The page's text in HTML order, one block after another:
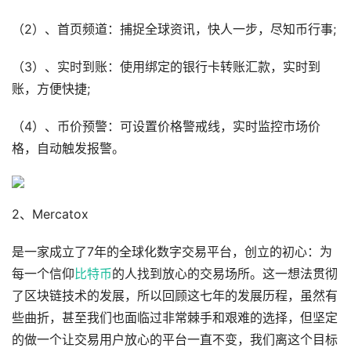
（2）、首页频道：捕捉全球资讯，快人一步，尽知币行事;
（3）、实时到账：使用绑定的银行卡转账汇款，实时到
账，方便快捷;
（4）、币价预警：可设置价格警戒线，实时监控市场价
格，自动触发报警。
2、Mercatox
是一家成立了7年的全球化数字交易平台，创立的初心：为
每一个信仰 比特币的人找到放心的交易场所。这一想法贯彻
了区块链技术的发展，所以回顾这七年的发展历程，虽然有
些曲折，甚至我们也面临过非常棘手和艰难的选择，但坚定
的做一个让交易用户放心的平台一直不变，我们离这个目标